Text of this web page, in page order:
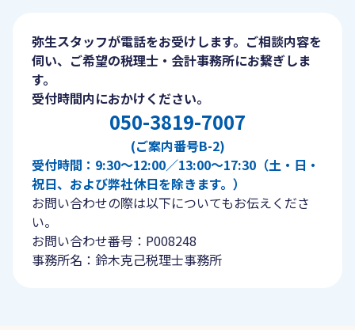
弥生スタッフが電話をお受けします。ご相談内容を
伺い、ご希望の税理士・会計事務所にお繋ぎしま
す。
受付時間内におかけください。
050-3819-7007
(ご案内番号B-2)
受付時間：9:30〜12:00／13:00〜17:30（土・日・
祝日、および弊社休日を除きます。）
お問い合わせの際は以下についてもお伝えくださ
い。
お問い合わせ番号：P008248
事務所名：鈴木克己税理士事務所